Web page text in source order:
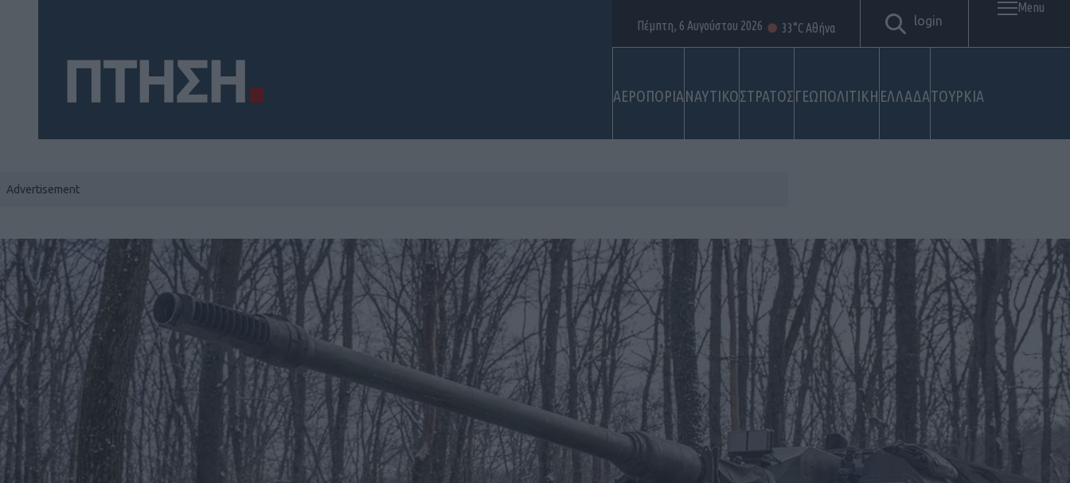
ΑΕΡΟΠΟΡΙΑΝΑΥΤΙΚΟΣΤΡΑΤΟΣΓΕΩΠΟΛΙΤΙΚΗ ΕΛΛΑΔΑΤΟΥΡΚΙΑ
Πέμπτη, 6 Αυγούστου 2026 33°C Αθήνα login
Menu